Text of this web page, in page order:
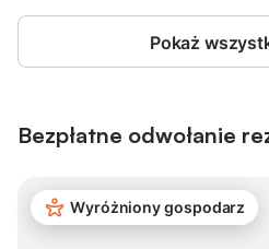
Pokaż
Bezpłatne odwołanie
Wyróżniony gospodarz